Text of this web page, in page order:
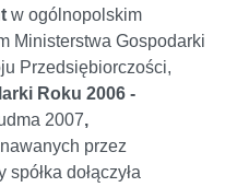
w ogólnopolskim
Ministerstwa Gospodarki
Przedsiębiorczości,
Roku 2006 -
2007,
przez
dołączyła